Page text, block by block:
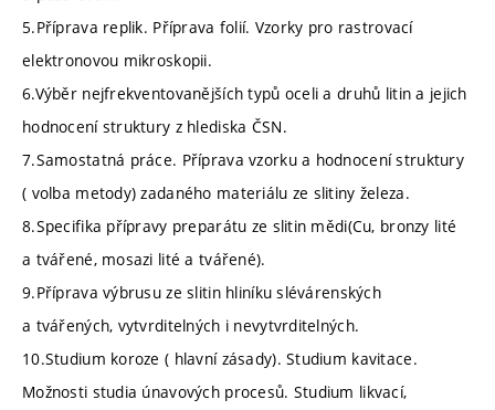
5.Příprava replik. Příprava folií. Vzorky pro rastrovací
elektronovou mikroskopii.
6.Výběr nejfrekventovanějších typů oceli a druhů litin a jejich
hodnocení struktury z hlediska ČSN.
7.Samostatná práce. Příprava vzorku a hodnocení struktury
( volba metody) zadaného materiálu ze slitiny železa.
8.Specifika přípravy preparátu ze slitin mědi(Cu, bronzy lité
a tvářené, mosazi lité a tvářené).
9.Příprava výbrusu ze slitin hliníku slévárenských
a tvářených, vytvrditelných i nevytvrditelných.
10.Studium koroze ( hlavní zásady). Studium kavitace.
Možnosti studia únavových procesů. Studium likvací,